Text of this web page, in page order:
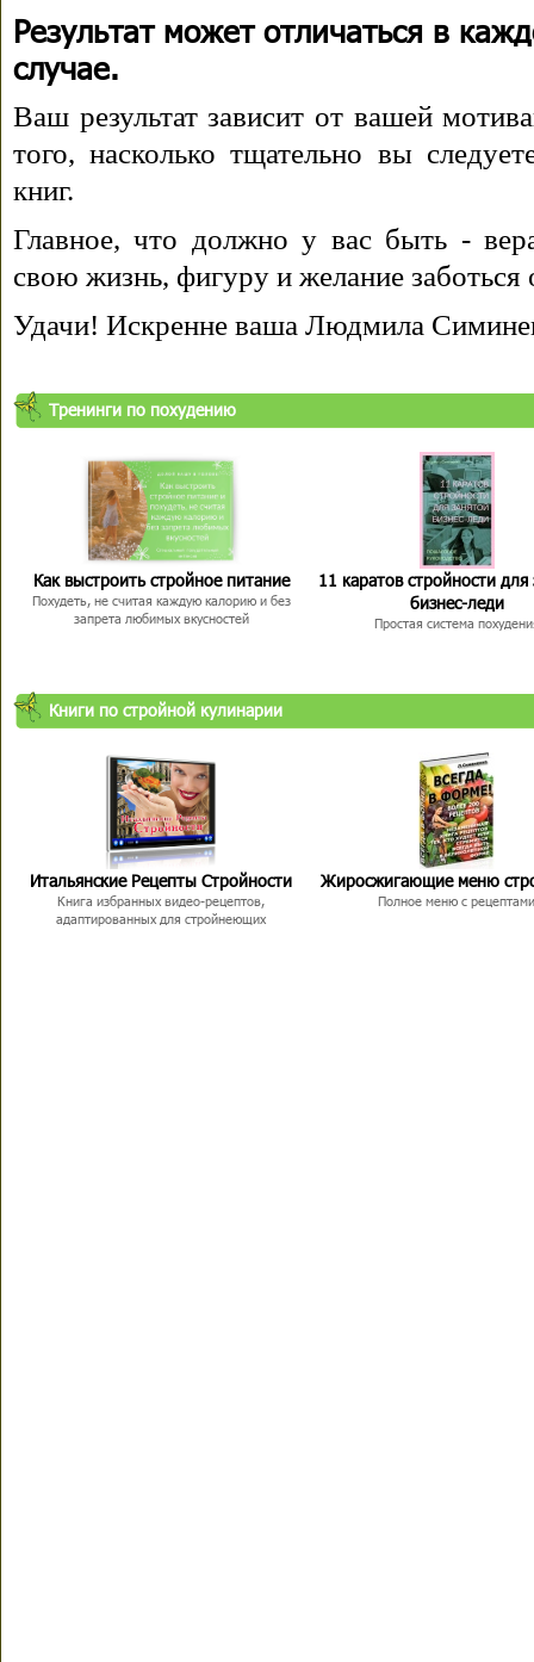
Результат может отличаться в
случае.
Ваш результат зависит от вашей
того, насколько тщательно вы
книг.
Главное, что должно у вас быть -
свою жизнь, фигуру и желание заботься
Удачи! Искренне ваша Людмила
Тренинги по похудению
Как выстроить стройное питание
Похудеть, не считая каждую калорию и без
запрета любимых вкусностей
11 каратов стройности для
бизнес-леди
Простая система
Книги по стройной кулинарии
Итальянские Рецепты Стройности
Книга избранных видео-рецептов,
адаптированных для стройнеющих
Жиросжигающие меню
Полное меню с рецептами